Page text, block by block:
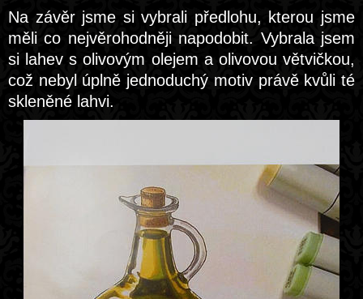
Na závěr jsme si vybrali předlohu, kterou jsme
měli co nejvěrohodněji napodobit. Vybrala jsem
si lahev s olivovým olejem a olivovou větvičkou,
což nebyl úplně jednoduchý motiv právě kvůli té
skleněné lahvi.